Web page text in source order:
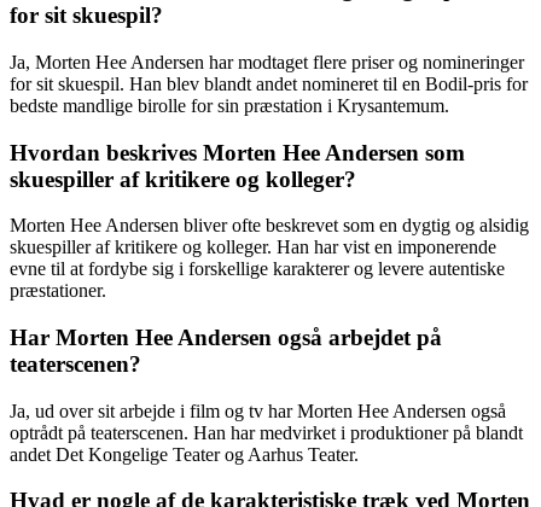
for sit skuespil?
Ja, Morten Hee Andersen har modtaget flere priser og nomineringer
for sit skuespil. Han blev blandt andet nomineret til en Bodil-pris for
bedste mandlige birolle for sin præstation i Krysantemum.
Hvordan beskrives Morten Hee Andersen som
skuespiller af kritikere og kolleger?
Morten Hee Andersen bliver ofte beskrevet som en dygtig og alsidig
skuespiller af kritikere og kolleger. Han har vist en imponerende
evne til at fordybe sig i forskellige karakterer og levere autentiske
præstationer.
Har Morten Hee Andersen også arbejdet på
teaterscenen?
Ja, ud over sit arbejde i film og tv har Morten Hee Andersen også
optrådt på teaterscenen. Han har medvirket i produktioner på blandt
andet Det Kongelige Teater og Aarhus Teater.
Hvad er nogle af de karakteristiske træk ved Morten